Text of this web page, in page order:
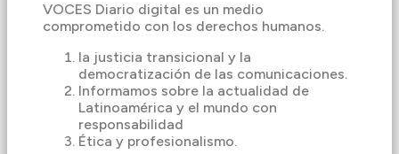
VOCES Diario digital es un medio
comprometido con los derechos humanos.
la justicia transicional y la
democratización de las comunicaciones.
Informamos sobre la actualidad de
Latinoamérica y el mundo con
responsabilidad
Ética y profesionalismo.